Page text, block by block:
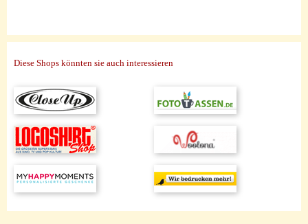
Diese Shops könnten sie auch interessieren